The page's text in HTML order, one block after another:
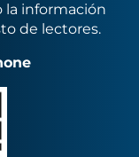
la información
de lectores.